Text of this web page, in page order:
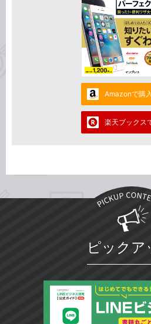
Amazonで購入
楽天ブックス
ピックア